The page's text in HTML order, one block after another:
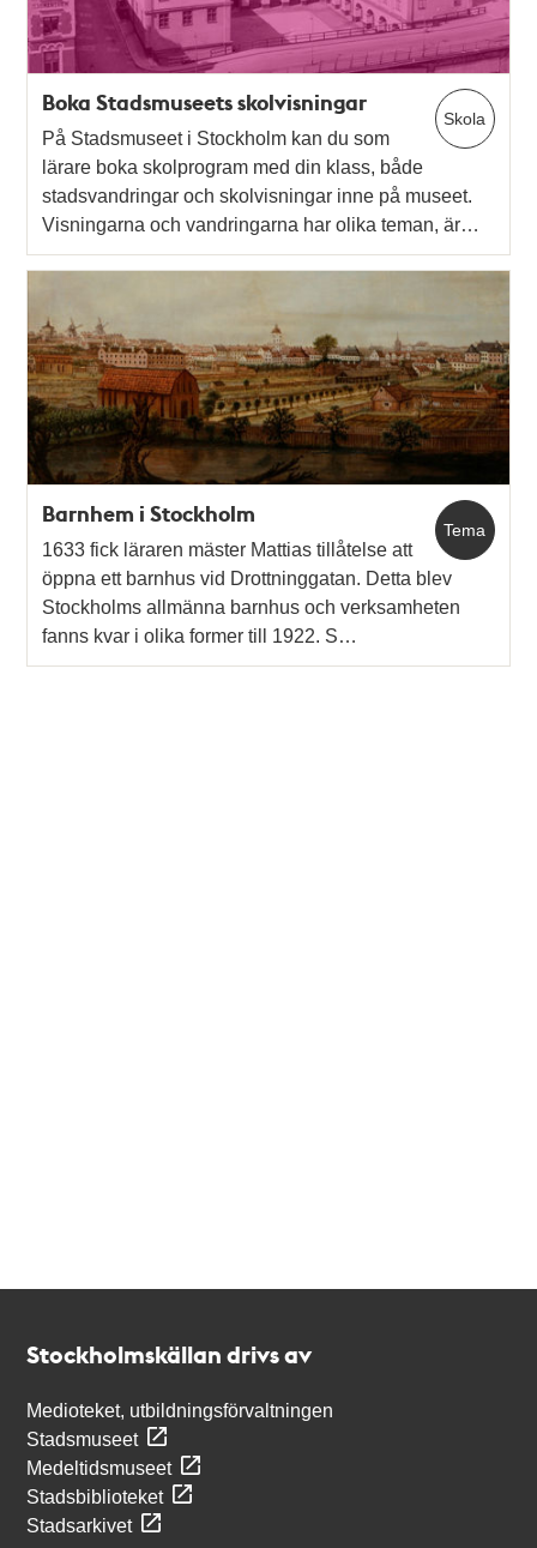
Skola
Boka Stadsmuseets skolvisningar
På Stadsmuseet i Stockholm kan du som
lärare boka skolprogram med din klass, både
stadsvandringar och skolvisningar inne på museet.
Visningarna och vandringarna har olika teman, är…
Tema
Barnhem i Stockholm
1633 fick läraren mäster Mattias tillåtelse att
öppna ett barnhus vid Drottninggatan. Detta blev
Stockholms allmänna barnhus och verksamheten
fanns kvar i olika former till 1922. S…
Stockholmskällan drivs av
Medioteket, utbildningsförvaltningen
Stadsmuseet
Medeltidsmuseet
Stadsbiblioteket
Stadsarkivet